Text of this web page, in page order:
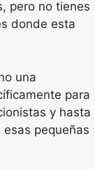
pero no tienes
donde esta
una
para
y hasta
pequeñas